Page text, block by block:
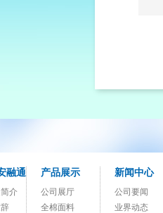
融通
介
产品展示
公司展厅
全棉面料
新闻中心
公司要闻
业界动态